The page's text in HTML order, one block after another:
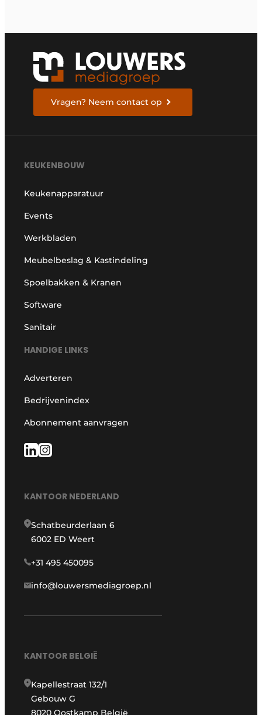
Vragen? Neem contact op
KEUKENBOUW
Keukenapparatuur
Events
Werkbladen
Meubelbeslag & Kastindeling
Spoelbakken & Kranen
Software
Sanitair
HANDIGE LINKS
Adverteren
Bedrijvenindex
Abonnement aanvragen
KANTOOR NEDERLAND
Schatbeurderlaan 6
6002 ED Weert
+31 495 450095
info@louwersmediagroep.nl
KANTOOR BELGIË
Kapellestraat 132/1
Gebouw G
8020 Oostkamp België